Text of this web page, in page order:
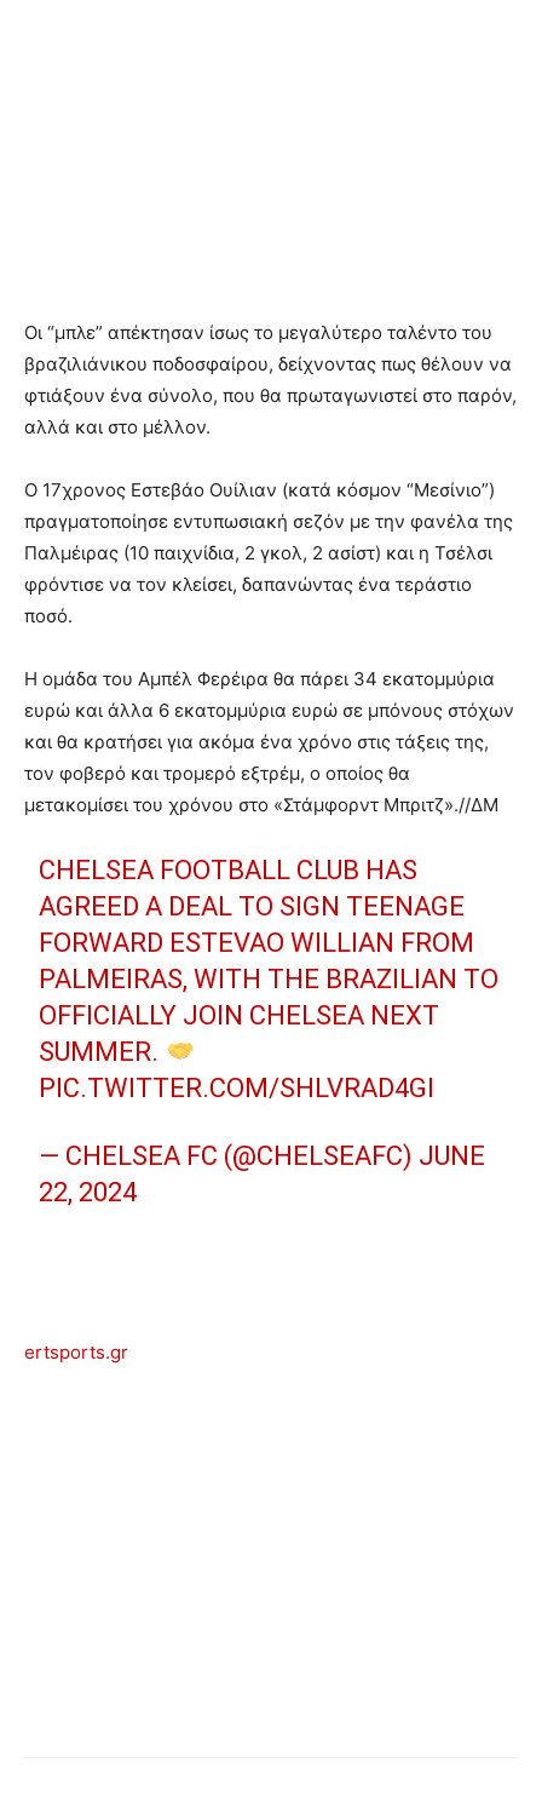
Οι “μπλε” απέκτησαν ίσως το μεγαλύτερο ταλέντο του
βραζιλιάνικου ποδοσφαίρου, δείχνοντας πως θέλουν να
φτιάξουν ένα σύνολο, που θα πρωταγωνιστεί στο παρόν,
αλλά και στο μέλλον.
Ο 17χρονος Εστεβάο Ουίλιαν (κατά κόσμον “Μεσίνιο”)
πραγματοποίησε εντυπωσιακή σεζόν με την φανέλα της
Παλμέιρας (10 παιχνίδια, 2 γκολ, 2 ασίστ) και η Τσέλσι
φρόντισε να τον κλείσει, δαπανώντας ένα τεράστιο
ποσό.
Η ομάδα του Αμπέλ Φερέιρα θα πάρει 34 εκατομμύρια
ευρώ και άλλα 6 εκατομμύρια ευρώ σε μπόνους στόχων
και θα κρατήσει για ακόμα ένα χρόνο στις τάξεις της,
τον φοβερό και τρομερό εξτρέμ, ο οποίος θα
μετακομίσει του χρόνου στο «Στάμφορντ Μπριτζ».//ΔΜ
CHELSEA FOOTBALL CLUB HAS
AGREED A DEAL TO SIGN TEENAGE
FORWARD ESTEVAO WILLIAN FROM
PALMEIRAS, WITH THE BRAZILIAN TO
OFFICIALLY JOIN CHELSEA NEXT
SUMMER.
PIC.TWITTER.COM/SHLVRAD4GI
— CHELSEA FC (@CHELSEAFC) JUNE
22, 2024
ertsports.gr